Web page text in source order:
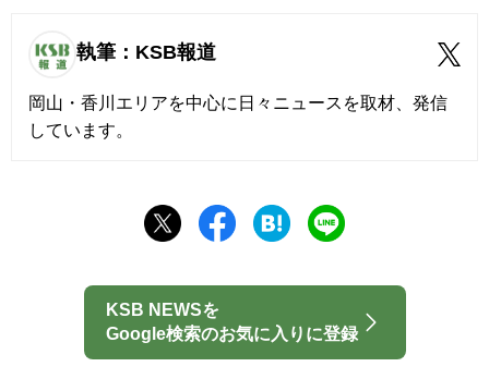
執筆：KSB報道
岡山・香川エリアを中心に日々ニュースを取材、発信
しています。
KSB NEWSを
Google検索のお気に入りに登録